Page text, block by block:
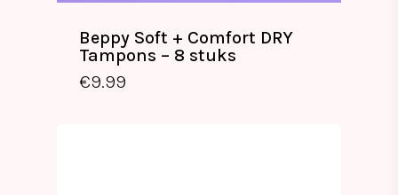
Beppy Soft + Comfort DRY
Tampons – 8 stuks
€9.99
€9.99